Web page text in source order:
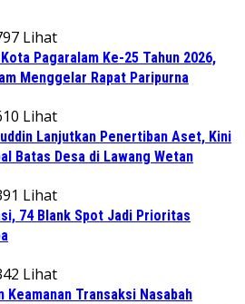
Lihat
Pagaralam Ke-25 Tahun 2026,
Menggelar Rapat Paripurna
Lihat
Lanjutkan Penertiban Aset, Kini
Batas Desa di Lawang Wetan
Lihat
74 Blank Spot Jadi Prioritas
Lihat
Keamanan Transaksi Nasabah